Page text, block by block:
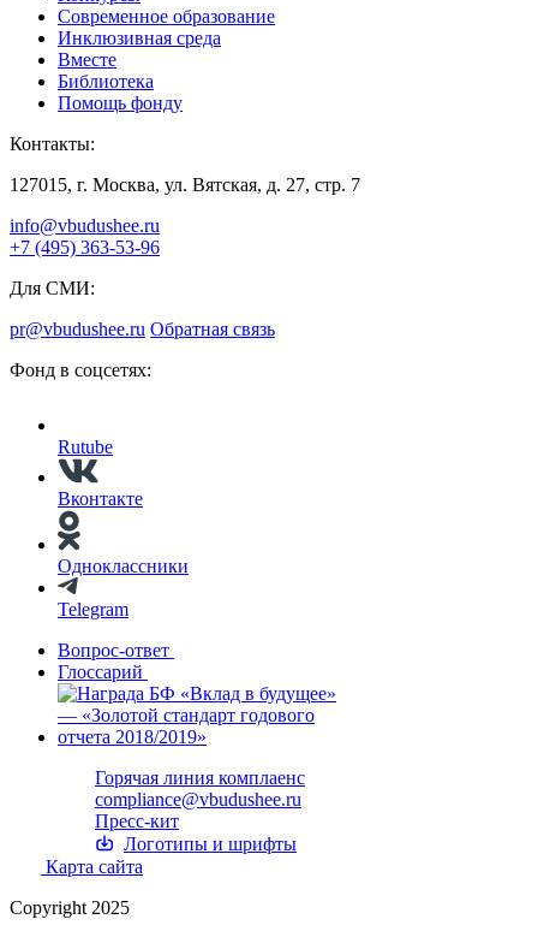
Современное образование
Инклюзивная среда
Вместе
Библиотека
Помощь фонду
Контакты:
127015, г. Москва, ул. Вятская, д. 27, стр. 7
info@vbudushee.ru
+7 (495) 363-53-96
Для СМИ:
pr@vbudushee.ru Обратная связь
Фонд в соцсетях:
Rutube
Вконтакте
Одноклассники
Telegram
Вопрос-ответ
Глоссарий
Горячая линия комплаенс
compliance@vbudushee.ru
Пресс-кит
Логотипы и шрифты
Карта сайта
Copyright 2025